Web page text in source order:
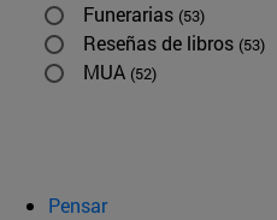
Funerarias (53)
Reseñas de libros (53)
MUA (52)
Pensar